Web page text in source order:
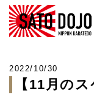
2022/10/30
【11月の